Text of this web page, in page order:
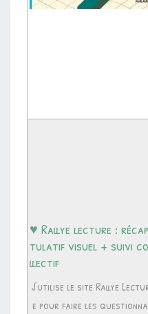
♥ Rallye lecture :
tulatif visuel + suivi co
llectif
J’utilise le site Rallye
e pour faire les